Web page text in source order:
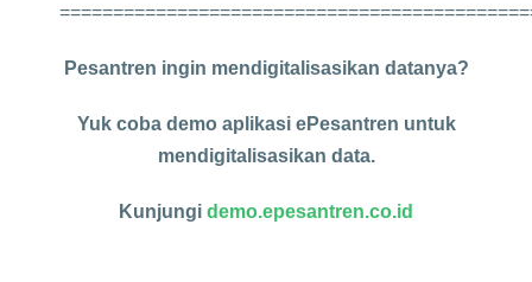
Pesantren ingin mendigitalisasikan datanya?
Yuk coba demo aplikasi ePesantren untuk
mendigitalisasikan data.
Kunjungi demo.epesantren.co.id